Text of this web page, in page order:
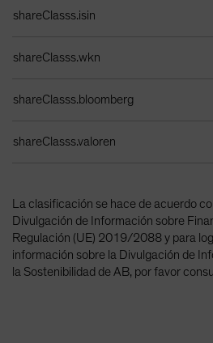
shareClasss.isin
shareClasss.wkn
shareClasss.bloomberg
shareClasss.valoren
La clasificación se hace de acuerdo
Divulgación de Información sobre
Regulación (UE) 2019/2088 y para
información sobre la Divulgación de
la Sostenibilidad de AB, por favor